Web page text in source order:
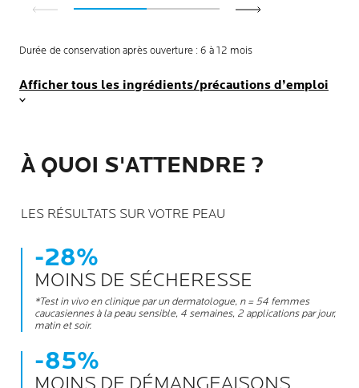
Durée de conservation après ouverture : 6 à 12 mois
Afficher tous les ingrédients/précautions d’emploi
À QUOI S'ATTENDRE ?
LES RÉSULTATS SUR VOTRE PEAU
-28%
MOINS DE SÉCHERESSE
*Test in vivo en clinique par un dermatologue, n = 54 femmes
caucasiennes à la peau sensible, 4 semaines, 2 applications par jour,
matin et soir.
-85%